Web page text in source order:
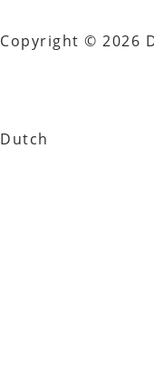
Copyright © 2026
Dutch